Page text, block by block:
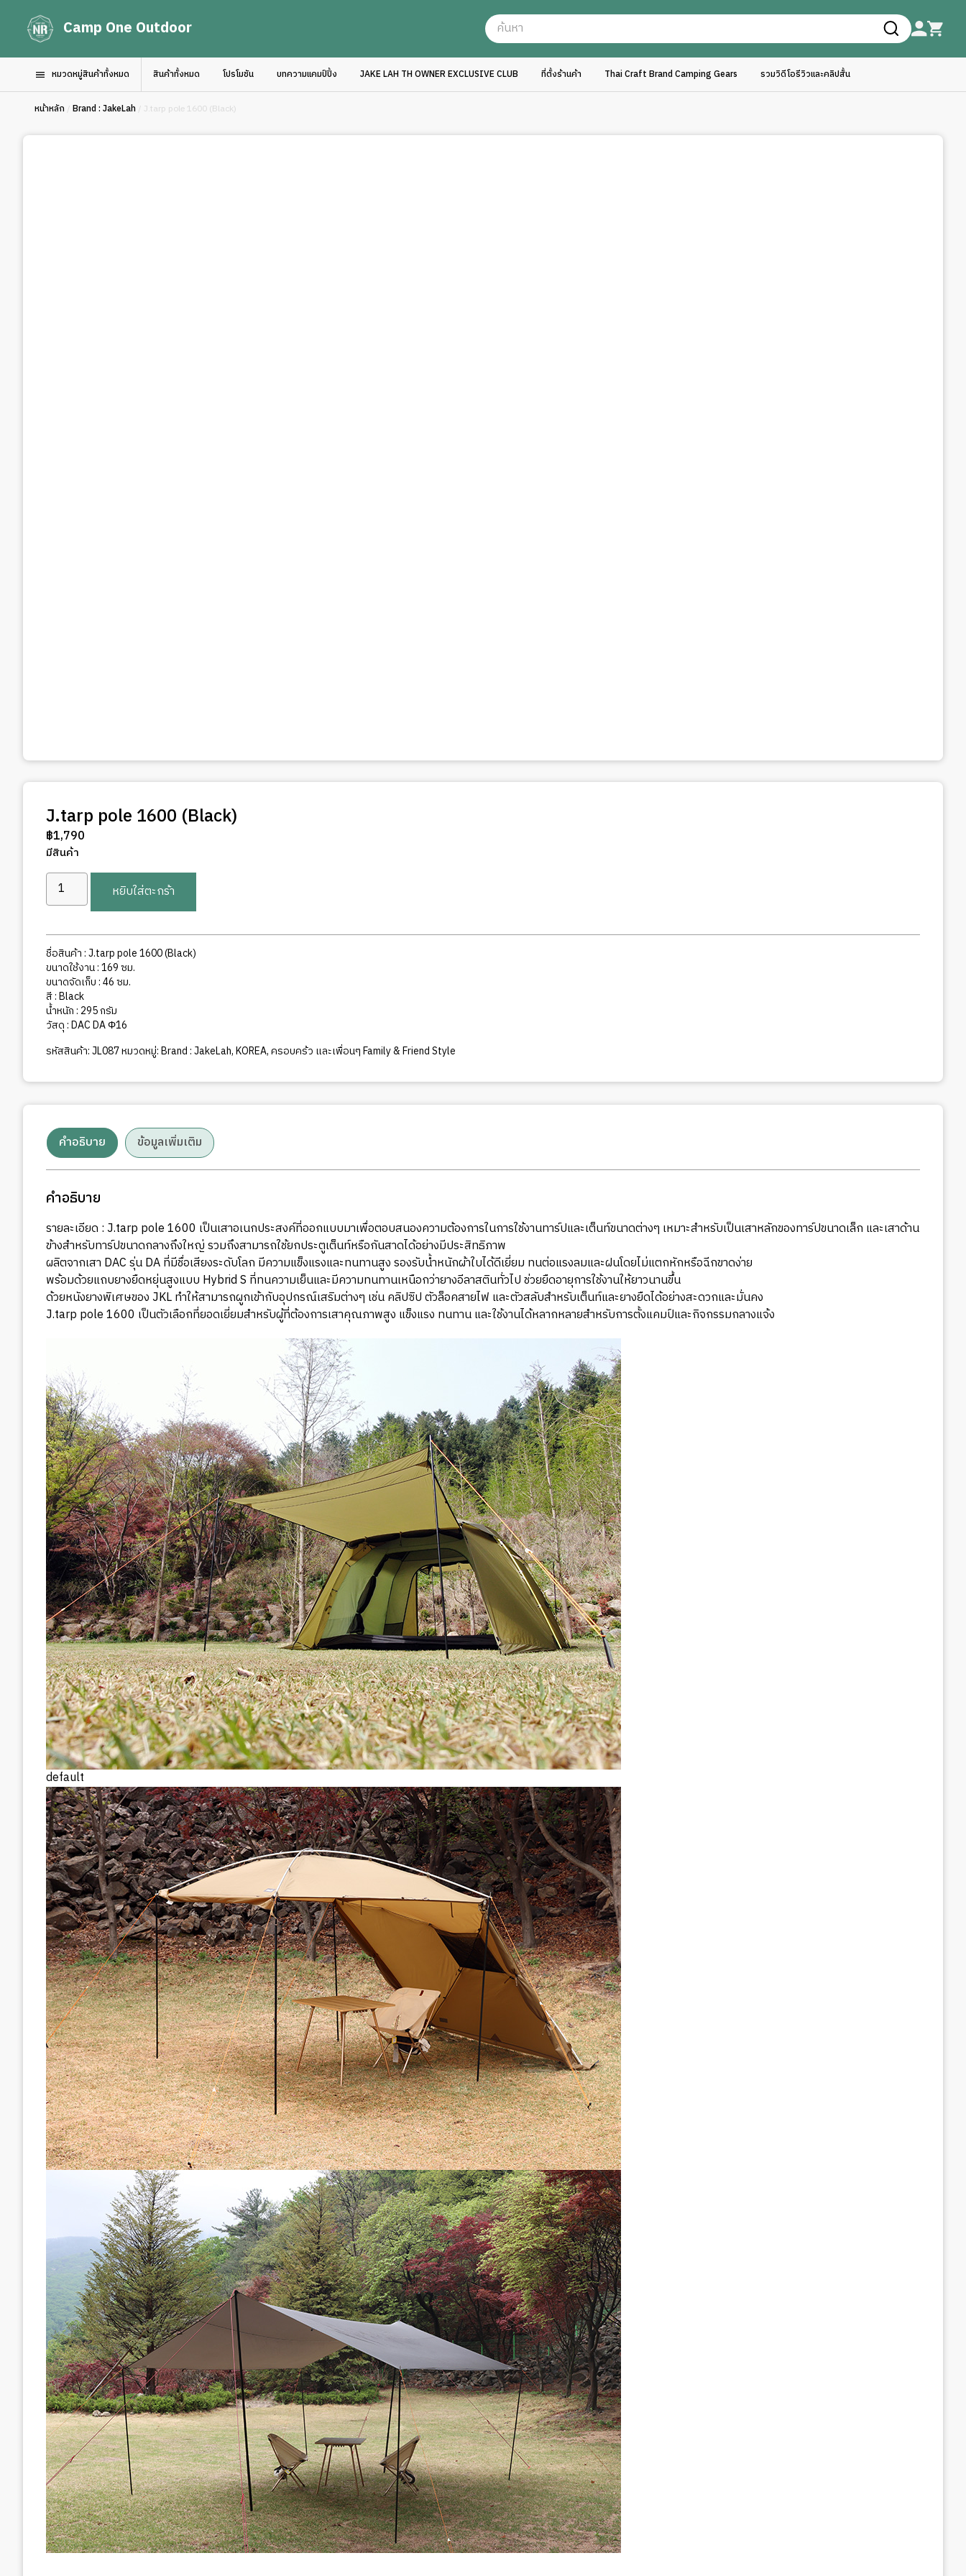
Camp One Outdoor
หมวดหมู่สินค้าทั้งหมด สินค้าทั้งหมด โปรโมชัน บทความแคมป์ปิ้ง JAKE LAH TH OWNER EXCLUSIVE CLUB ที่ตั้งร้านค้า Thai Craft Brand Camping Gears รวมวิดีโอรีวิวและคลิปสั้น
หน้าหลัก / Brand : JakeLah / J.tarp pole 1600 (Black)
J.tarp pole 1600 (Black)
฿1,790
มีสินค้า
จำนวน
J.tarp
1600
(Black)
ชิ้น
หยิบใส่ตะกร้า
ชื่อสินค้า : J.tarp pole 1600 (Black)
ขนาดใช้งาน : 169 ซม.
ขนาดจัดเก็บ : 46 ซม.
สี : Black
น้ำหนัก : 295 กรัม
วัสดุ : DAC DA Φ16
รหัสสินค้า:JL087หมวดหมู่:Brand : JakeLah,KOREA,ครอบคร้ว และเพื่อนๆ Family & Friend Style
คำอธิบาย ข้อมูลเพิ่มเติม
คำอธิบาย
รายละเอียด : J.tarp pole 1600 เป็นเสาอเนกประสงค์ที่ออกแบบมาเพื่อตอบสนองความต้องการในการใช้งานทาร์ปและเต็นท์ขนาดต่างๆ เหมาะสำหรับเป็นเสาหลักของทาร์ปขนาดเล็ก และเสาด้าน
ข้างสำหรับทาร์ปขนาดกลางถึงใหญ่ รวมถึงสามารถใช้ยกประตูเต็นท์หรือกันสาดได้อย่างมีประสิทธิภาพ
ผลิตจากเสา DAC รุ่น DA ที่มีชื่อเสียงระดับโลก มีความแข็งแรงและทนทานสูง รองรับน้ำหนักผ้าใบได้ดีเยี่ยม ทนต่อแรงลมและฝนโดยไม่แตกหักหรือฉีกขาดง่าย
พร้อมด้วยแถบยางยืดหยุ่นสูงแบบ Hybrid S ที่ทนความเย็นและมีความทนทานเหนือกว่ายางอีลาสตินทั่วไป ช่วยยืดอายุการใช้งานให้ยาวนานขึ้น
ด้วยหนังยางพิเศษของ JKL ทำให้สามารถผูกเข้ากับอุปกรณ์เสริมต่างๆ เช่น คลิปซิป ตัวล็อคสายไฟ และตัวสลับสำหรับเต็นท์และยางยืดได้อย่างสะดวกและมั่นคง
J.tarp pole 1600 เป็นตัวเลือกที่ยอดเยี่ยมสำหรับผู้ที่ต้องการเสาคุณภาพสูง แข็งแรง ทนทาน และใช้งานได้หลากหลายสำหรับการตั้งแคมป์และกิจกรรมกลางแจ้ง
default